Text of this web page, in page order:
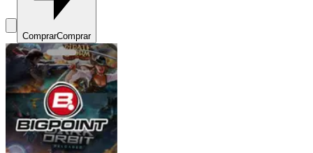
ComprarComprar